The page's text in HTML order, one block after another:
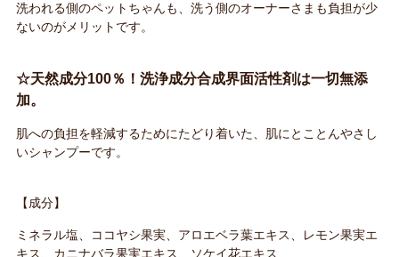
洗われる側のペットちゃんも、洗う側のオーナーさまも負担が少
ないのがメリットです。
☆天然成分100％！洗浄成分合成界面活性剤は一切無添
加。
肌への負担を軽減するためにたどり着いた、肌にとことんやさし
いシャンプーです。
【成分】
ミネラル塩、ココヤシ果実、アロエベラ葉エキス、レモン果実エ
キス、カニナバラ果実エキス、ソケイ花エキス